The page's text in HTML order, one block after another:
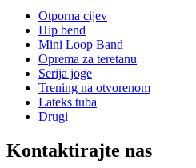
Otporna cijev
Hip bend
Mini Loop Band
Oprema za teretanu
Serija joge
Trening na otvorenom
Lateks tuba
Drugi
Kontaktirajte nas